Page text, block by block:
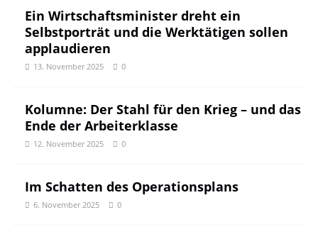
Ein Wirtschaftsminister dreht ein
Selbstporträt und die Werktätigen sollen
applaudieren
13. November 2025 0
Kolumne: Der Stahl für den Krieg – und das
Ende der Arbeiterklasse
12. November 2025 0
Im Schatten des Operationsplans
6. November 2025 0